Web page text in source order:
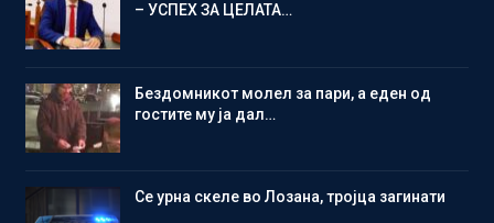
– УСПЕХ ЗА ЦЕЛАТА…
Бездомникот молел за пари, а еден од
гостите му ја дал…
Се урна скеле во Лозана, тројца загинати